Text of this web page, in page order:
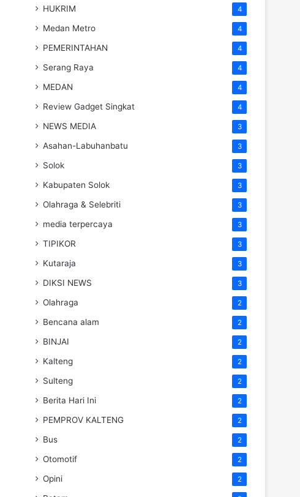
HUKRIM 4
Medan Metro 4
PEMERINTAHAN 4
Serang Raya 4
MEDAN 4
Review Gadget Singkat 4
NEWS MEDIA 3
Asahan-Labuhanbatu 3
Solok 3
Kabupaten Solok 3
Olahraga & Selebriti 3
media terpercaya 3
TIPIKOR 3
Kutaraja 3
DIKSI NEWS 3
Olahraga 2
Bencana alam 2
BINJAI 2
Kalteng 2
Sulteng 2
Berita Hari Ini 2
PEMPROV KALTENG 2
Bus 2
Otomotif 2
Opini 2